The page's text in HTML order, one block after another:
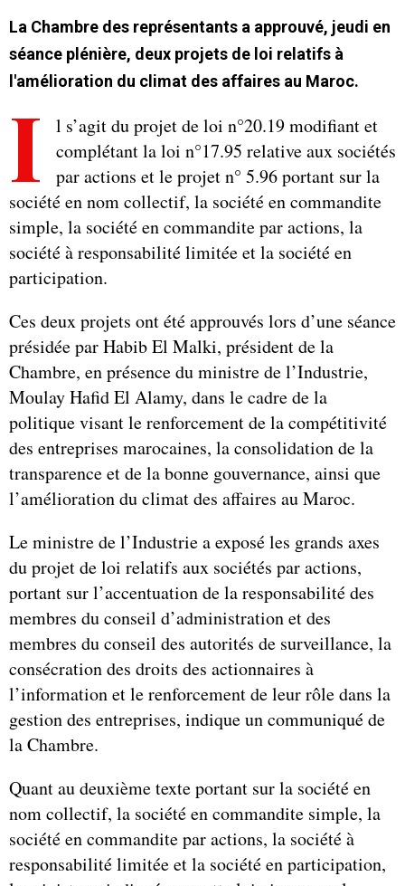
La Chambre des représentants a approuvé, jeudi en
séance plénière, deux projets de loi relatifs à
l'amélioration du climat des affaires au Maroc.
I
l s’agit du projet de loi n°20.19 modifiant et
complétant la loi n°17.95 relative aux sociétés
par actions et le projet n° 5.96 portant sur la
société en nom collectif, la société en commandite
simple, la société en commandite par actions, la
société à responsabilité limitée et la société en
participation.
Ces deux projets ont été approuvés lors d’une séance
présidée par Habib El Malki, président de la
Chambre, en présence du ministre de l’Industrie,
Moulay Hafid El Alamy, dans le cadre de la
politique visant le renforcement de la compétitivité
des entreprises marocaines, la consolidation de la
transparence et de la bonne gouvernance, ainsi que
l’amélioration du climat des affaires au Maroc.
Le ministre de l’Industrie a exposé les grands axes
du projet de loi relatifs aux sociétés par actions,
portant sur l’accentuation de la responsabilité des
membres du conseil d’administration et des
membres du conseil des autorités de surveillance, la
consécration des droits des actionnaires à
l’information et le renforcement de leur rôle dans la
gestion des entreprises, indique un communiqué de
la Chambre.
Quant au deuxième texte portant sur la société en
nom collectif, la société en commandite simple, la
société en commandite par actions, la société à
responsabilité limitée et la société en participation,